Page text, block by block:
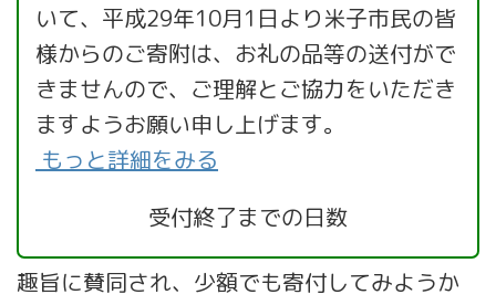
いて、平成29年10月1日より米子市民の皆
様からのご寄附は、お礼の品等の送付がで
きませんので、ご理解とご協力をいただき
ますようお願い申し上げます。
もっと詳細をみる
受付終了までの日数
趣旨に賛同され、少額でも寄付してみようか